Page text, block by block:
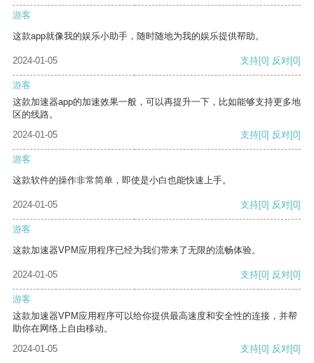
游客
这款app就像我的娱乐小助手，随时随地为我的娱乐提供帮助。
2024-01-05 支持[0] 反对[0]
游客
这款加速器app的加速效果一般，可以再提升一下，比如能够支持更多地
区的线路。
2024-01-05
支持[0] 反对[0]
游客
这款软件的操作非常简单，即使是小白也能快速上手。
2024-01-05 支持[0] 反对[0]
游客
这款加速器VPM应用程序已经为我们带来了无限的流畅体验。
2024-01-05 支持[0] 反对[0]
游客
这款加速器VPM应用程序可以给你提供最高速度和安全性的连接，并帮
助你在网络上自由移动。
2024-01-05
支持[0] 反对[0]